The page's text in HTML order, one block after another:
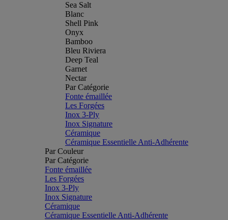
Sea Salt
Blanc
Shell Pink
Onyx
Bamboo
Bleu Riviera
Deep Teal
Garnet
Nectar
Par Catégorie
Fonte émaillée
Les Forgées
Inox 3-Ply
Inox Signature
Céramique
Céramique Essentielle Anti-Adhérente
Par Couleur
Par Catégorie
Fonte émaillée
Les Forgées
Inox 3-Ply
Inox Signature
Céramique
Céramique Essentielle Anti-Adhérente